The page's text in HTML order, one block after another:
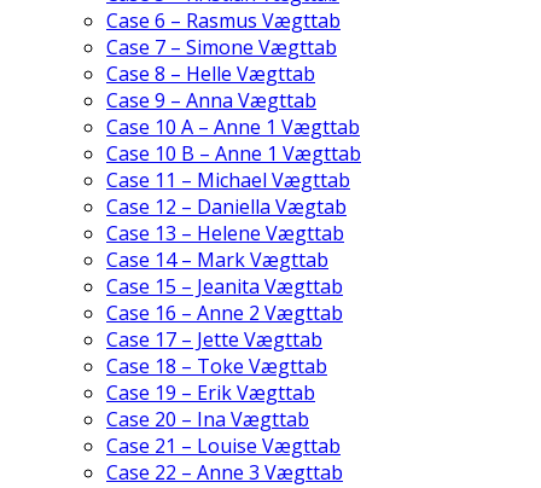
Case 6 – Rasmus Vægttab
Case 7 – Simone Vægttab
Case 8 – Helle Vægttab
Case 9 – Anna Vægttab
Case 10 A – Anne 1 Vægttab
Case 10 B – Anne 1 Vægttab
Case 11 – Michael Vægttab
Case 12 – Daniella Vægtab
Case 13 – Helene Vægttab
Case 14 – Mark Vægttab
Case 15 – Jeanita Vægttab
Case 16 – Anne 2 Vægttab
Case 17 – Jette Vægttab
Case 18 – Toke Vægttab
Case 19 – Erik Vægttab
Case 20 – Ina Vægttab
Case 21 – Louise Vægttab
Case 22 – Anne 3 Vægttab